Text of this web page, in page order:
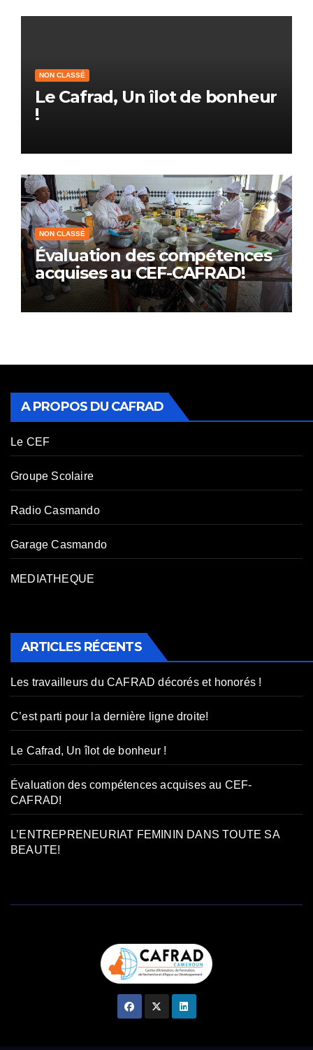
NON CLASSÉ
Le Cafrad, Un îlot de bonheur
!
NON CLASSÉ
Évaluation des compétences
acquises au CEF-CAFRAD!
A PROPOS DU CAFRAD
Le CEF
Groupe Scolaire
Radio Casmando
Garage Casmando
MEDIATHEQUE
ARTICLES RÉCENTS
Les travailleurs du CAFRAD décorés et honorés !
C’est parti pour la dernière ligne droite!
Le Cafrad, Un îlot de bonheur !
Évaluation des compétences acquises au CEF-
CAFRAD!
L’ENTREPRENEURIAT FEMININ DANS TOUTE SA
BEAUTE!